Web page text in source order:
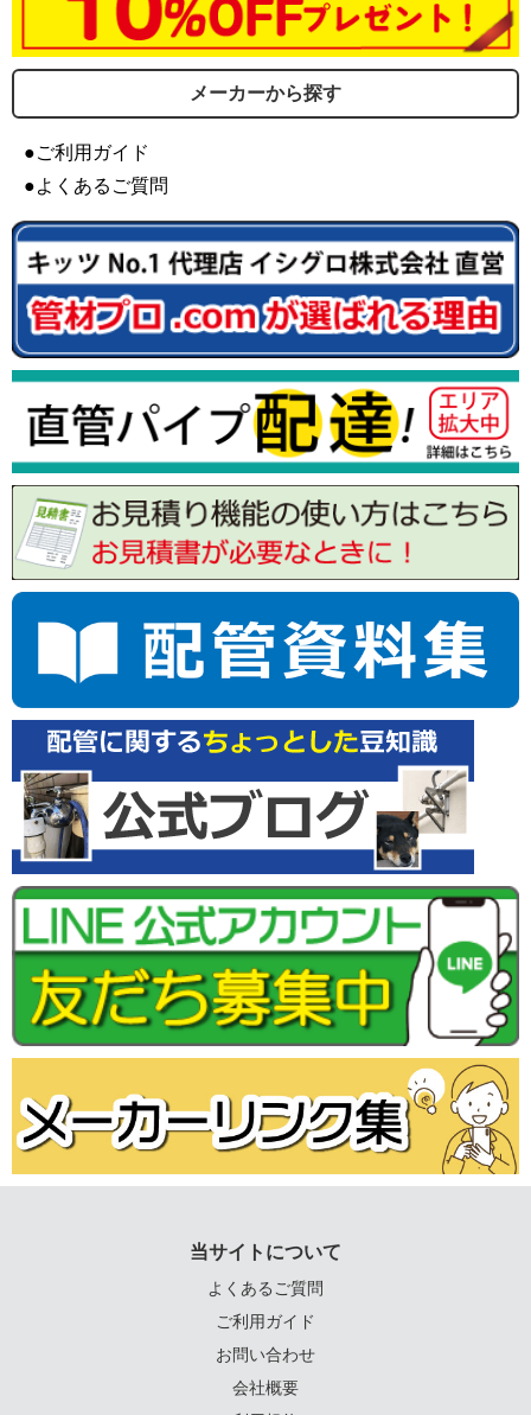
メーカーから探す
●ご利用ガイド
●よくあるご質問
当サイトについて
よくあるご質問
ご利用ガイド
お問い合わせ
会社概要